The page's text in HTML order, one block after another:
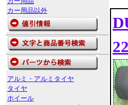
カー用品以外
アルミ・アルミタイヤ
タイヤ
ホイール